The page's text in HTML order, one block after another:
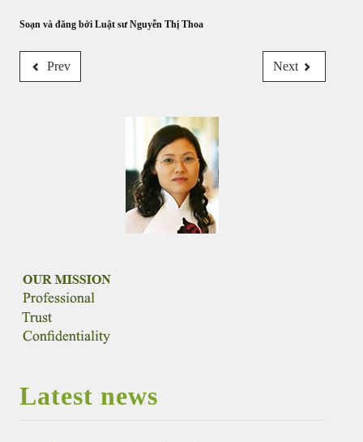
Soạn và đăng bởi Luật sư Nguyễn Thị Thoa
Prev Next
Latest news